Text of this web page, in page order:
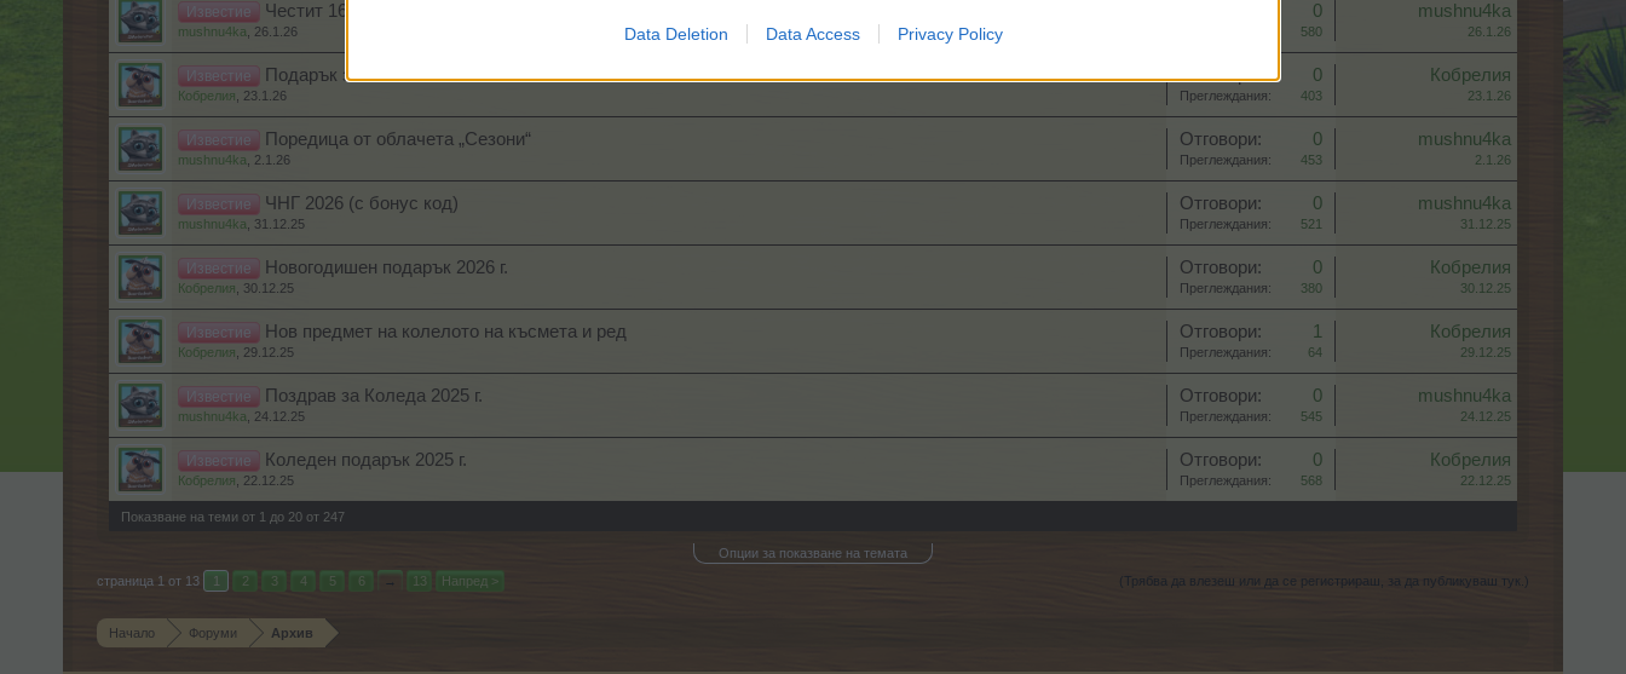
Data Deletion Data Access Privacy Policy
Известие Честит 16-ти рожден ден на Фармерама (с бонус код)
mushnu4ka 26.1.26
0
580
mushnu4ka
26.1.26
Известие Подарък за теб!
Кобрелия 23.1.26
Отговори: 0
Преглеждания: 403
Кобрелия
23.1.26
Известие Поредица от облачета „Сезони“
mushnu4ka 2.1.26
Отговори: 0
Преглеждания: 453
mushnu4ka
2.1.26
Известие ЧНГ 2026 (с бонус код)
mushnu4ka 31.12.25
Отговори: 0
Преглеждания: 521
mushnu4ka
31.12.25
Известие Новогодишен подарък 2026 г.
Кобрелия 30.12.25
Отговори: 0
Преглеждания: 380
Кобрелия
30.12.25
Известие Нов предмет на колелото на късмета и ред
Кобрелия 29.12.25
Отговори: 1
Преглеждания: 64
Кобрелия
29.12.25
Известие Поздрав за Коледа 2025 г.
mushnu4ka 24.12.25
Отговори: 0
Преглеждания: 545
mushnu4ka
24.12.25
Известие Коледен подарък 2025 г.
Кобрелия 22.12.25
Отговори: 0
Преглеждания: 568
Кобрелия
22.12.25
Показване на теми от 1 до 20 от 247
Опции за показване на темата
(Трябва да влезеш или да се регистрираш, за да публикуваш тук.)
страница 1 от 13 1 2 3 4 5 6 → 13 Напред >
Начало Форуми Архив